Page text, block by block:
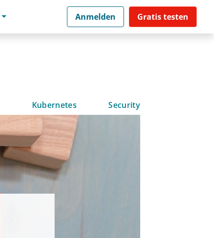
Anmelden Gratis testen
Kubernetes Security